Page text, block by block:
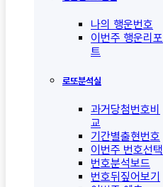
나의 행운번호
이번주 행운리포
트
로또분석실
과거당첨번호비
교
기간별출현번호
이번주 번호선택
번호분석보드
번호뒤짚어보기